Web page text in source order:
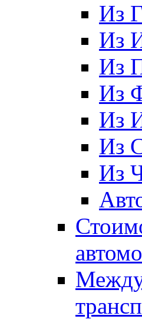
Из
Из
Из
Из
Из
Из
Из